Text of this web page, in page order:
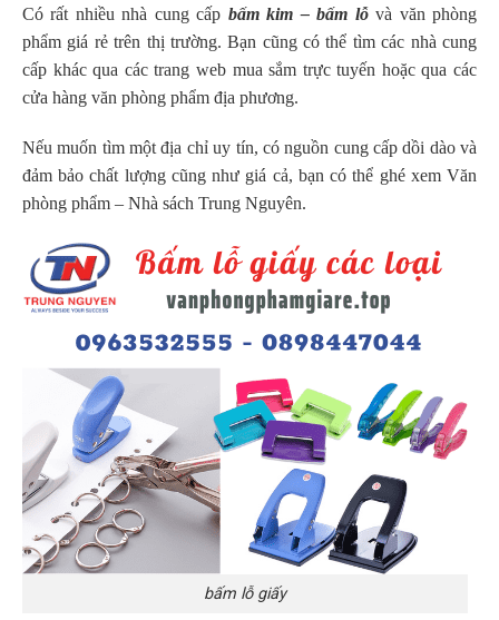
Có rất nhiều nhà cung cấp bấm kim – bấm lỗvà văn phòng
phẩm giá rẻ trên thị trường. Bạn cũng có thể tìm các nhà cung
cấp khác qua các trang web mua sắm trực tuyến hoặc qua các
cửa hàng văn phòng phẩm địa phương.
Nếu muốn tìm một địa chỉ uy tín, có nguồn cung cấp dồi dào và
đảm bảo chất lượng cũng như giá cả, bạn có thể ghé xem Văn
phòng phẩm – Nhà sách Trung Nguyên.
bấm lỗ giấy